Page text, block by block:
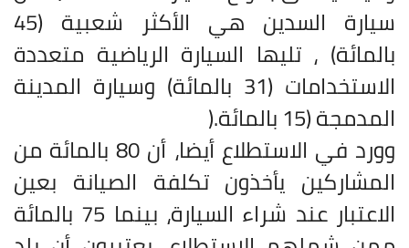
سيارة السدين هي الأكثر شعبية (45
بالمائة) ، تليها السيارة الرياضية متعددة
الاستخدامات (31 بالمائة) وسيارة المدينة
المدمجة (15 بالمائة ).
وورد في الاستطلاع أيضا، أن 80 بالمائة من
المشاركين يأخذون تكلفة الصيانة بعين
الاعتبار عند شراء السيارة، بينما 75 بالمائة